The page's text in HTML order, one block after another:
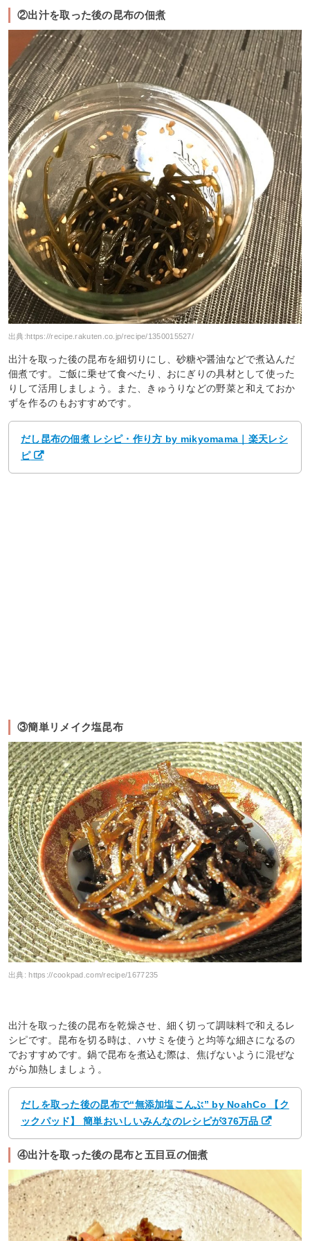
②出汁を取った後の昆布の佃煮
出典: https://recipe.rakuten.co.jp/recipe/1350015527/
出汁を取った後の昆布を細切りにし、砂糖や醤油などで煮込んだ
佃煮です。ご飯に乗せて食べたり、おにぎりの具材として使った
りして活用しましょう。また、きゅうりなどの野菜と和えておか
ずを作るのもおすすめです。
だし昆布の佃煮 レシピ・作り方 by mikyomama｜楽天レシ
ピ
③簡単リメイク塩昆布
出典:https://cookpad.com/recipe/1677235
出汁を取った後の昆布を乾燥させ、細く切って調味料で和えるレ
シピです。昆布を切る時は、ハサミを使うと均等な細さになるの
でおすすめです。鍋で昆布を煮込む際は、焦げないように混ぜな
がら加熱しましょう。
だしを取った後の昆布で“無添加塩こんぶ” by NoahCo 【ク
ックパッド】 簡単おいしいみんなのレシピが376万品
④出汁を取った後の昆布と五目豆の佃煮